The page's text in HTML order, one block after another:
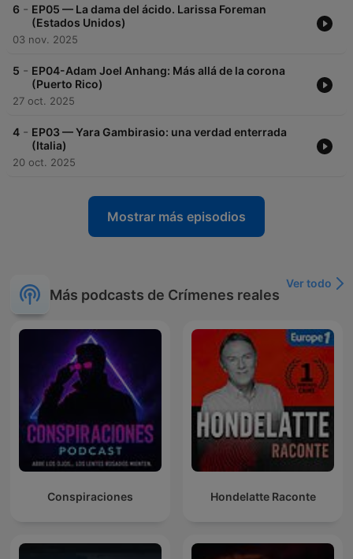
6 - EP05 — La dama del ácido. Larissa Foreman
(Estados Unidos)
03 nov. 2025
5 - EP04-Adam Joel Anhang: Más allá de la corona
(Puerto Rico)
27 oct. 2025
4 - EP03 — Yara Gambirasio: una verdad enterrada
(Italia)
20 oct. 2025
Mostrar más episodios
Más podcasts de Crímenes reales
Ver todo
Conspiraciones Hondelatte Raconte